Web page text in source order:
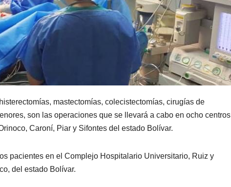
mastectomías, colecistectomías, cirugías de
son las operaciones que se llevará a cabo en ocho centros
Caroní, Piar y Sifontes del estado Bolívar.
pacientes en el Complejo Hospitalario Universitario, Ruiz y
del estado Bolívar.